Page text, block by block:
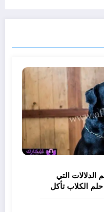
التي
الكلاب تأكل